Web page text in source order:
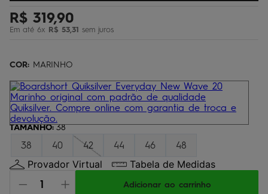
R$ 319,90
Em até 6x R$ 53,31 sem juros
COR: MARINHO
TAMANHO: 38
38 40 42 44 46 48
Provador Virtual Tabela de Medidas
Adicionar ao carrinho
º regata
6º óculos
9º chinelo
10 º calça